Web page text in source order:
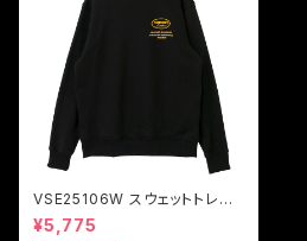
VSE25106W スウェットトレー
ナー
¥5,775